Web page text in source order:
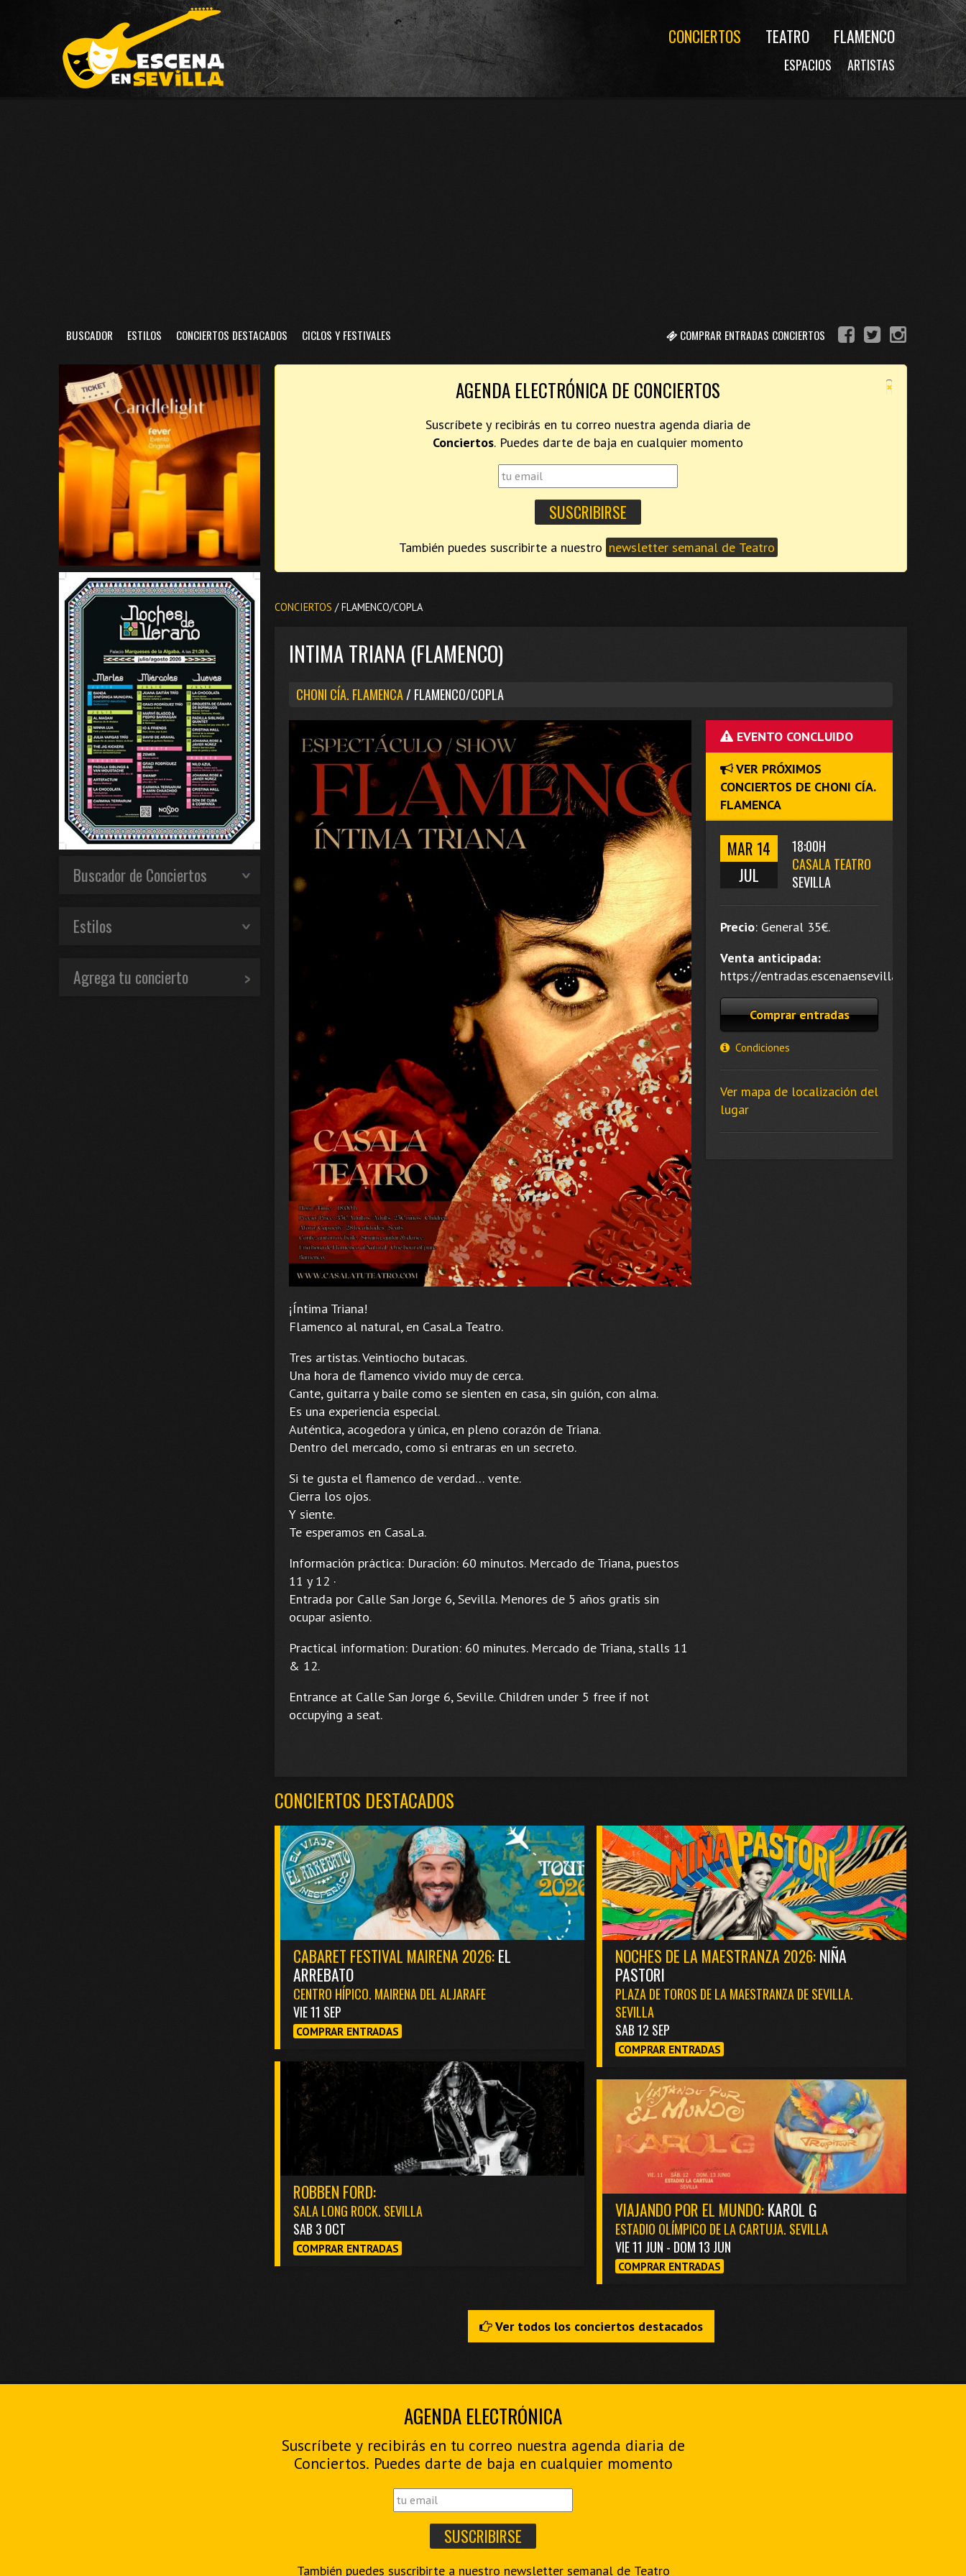
CONCIERTOS TEATRO FLAMENCO
ESPACIOS ARTISTAS
COMPRAR ENTRADAS CONCIERTOS
BUSCADOR ESTILOS CONCIERTOS DESTACADOS CICLOS Y FESTIVALES
×
AGENDA ELECTRÓNICA DE CONCIERTOS
Suscríbete y recibirás en tu correo nuestra agenda diaria de
Conciertos. Puedes darte de baja en cualquier momento
También puedes suscribirte a nuestro newsletter semanal de Teatro
CONCIERTOS / FLAMENCO/COPLA
INTIMA TRIANA (FLAMENCO)
CHONI CÍA. FLAMENCA/ FLAMENCO/COPLA
EVENTO CONCLUIDO
VER PRÓXIMOS
CONCIERTOS DE CHONI CÍA.
FLAMENCA
MAR 14
JUL
18:00H
CASALA TEATRO
SEVILLA
Precio: General 35€.
Venta anticipada:
https://entradas.escenaensevilla.es/.
Comprar entradas
Condiciones
Ver mapa de localización del
lugar
¡Íntima Triana!
Flamenco al natural, en CasaLa Teatro.
Tres artistas. Veintiocho butacas.
Una hora de flamenco vivido muy de cerca.
Cante, guitarra y baile como se sienten en casa, sin guión, con alma.
Es una experiencia especial.
Auténtica, acogedora y única, en pleno corazón de Triana.
Dentro del mercado, como si entraras en un secreto.
Si te gusta el flamenco de verdad… vente.
Cierra los ojos.
Y siente.
Te esperamos en CasaLa.
Información práctica: Duración: 60 minutos. Mercado de Triana, puestos
11 y 12 ·
Entrada por Calle San Jorge 6, Sevilla. Menores de 5 años gratis sin
ocupar asiento.
Practical information: Duration: 60 minutes. Mercado de Triana, stalls 11
& 12.
Entrance at Calle San Jorge 6, Seville. Children under 5 free if not
occupying a seat.
CONCIERTOS DESTACADOS
CABARET FESTIVAL MAIRENA 2026:EL
ARREBATO
CENTRO HÍPICO. MAIRENA DEL ALJARAFE
VIE 11 SEP
COMPRAR ENTRADAS
NOCHES DE LA MAESTRANZA 2026:NIÑA
PASTORI
PLAZA DE TOROS DE LA MAESTRANZA DE SEVILLA.
SEVILLA
SAB 12 SEP
COMPRAR ENTRADAS
ROBBEN FORD:
SALA LONG ROCK. SEVILLA
SAB 3 OCT
COMPRAR ENTRADAS
VIAJANDO POR EL MUNDO:KAROL G
ESTADIO OLÍMPICO DE LA CARTUJA. SEVILLA
VIE 11 JUN - DOM 13 JUN
COMPRAR ENTRADAS
Ver todos los conciertos destacados
Buscador de Conciertos
Estilos
Agrega tu concierto
AGENDA ELECTRÓNICA
Suscríbete y recibirás en tu correo nuestra agenda diaria de
Conciertos. Puedes darte de baja en cualquier momento
También puedes suscribirte a nuestro newsletter semanal de Teatro